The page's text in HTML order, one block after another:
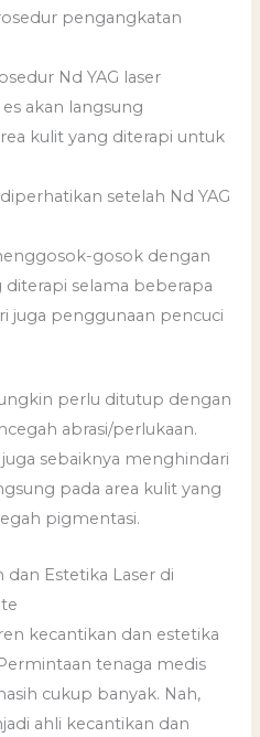
pengangkatan
Nd YAG laser
akan langsung
kulit yang diterapi untuk
setelah Nd YAG
gosok dengan
diterapi selama beberapa
juga penggunaan pencuci
perlu ditutup dengan
abrasi/perlukaan.
sebaiknya menghindari
pada area kulit yang
pigmentasi.
dan Estetika Laser di
kecantikan dan estetika
tenaga medis
cukup banyak. Nah,
ahli kecantikan dan